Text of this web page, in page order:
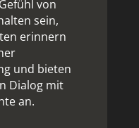
von
sein,
erinnern
und bieten
Dialog mit
an.